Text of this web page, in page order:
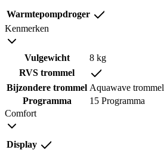
Warmtepompdroger
Kenmerken
Vulgewicht
8 kg
RVS trommel
Bijzondere trommel Aquawave trommel
Programma
15 Programma
Comfort
Display